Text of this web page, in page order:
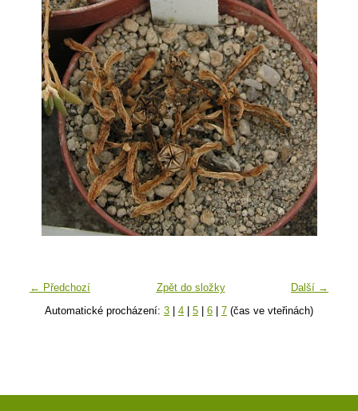
← Předchozí Další →
Zpět do složky
Automatické procházení: 3 4 5 6 7 (čas ve vteřinách)